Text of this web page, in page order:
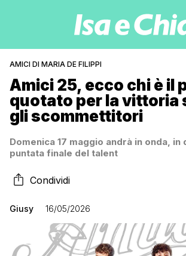
AMICI DI MARIA DE FILIPPI
Amici 25, ecco chi è il
quotato per la vittoria
gli scommettitori
Domenica 17 maggio andrà in onda, in
puntata finale del talent
Condividi
Giusy 16/05/2026